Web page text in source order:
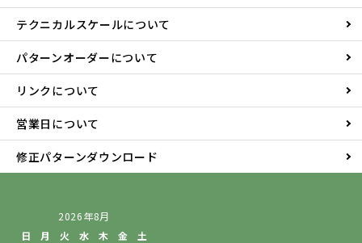
テクニカルスケールについて
パターンオーダーについて
リンクについて
営業日について
修正パターンダウンロード
2026年8月
日
月 火 水 木 金
土